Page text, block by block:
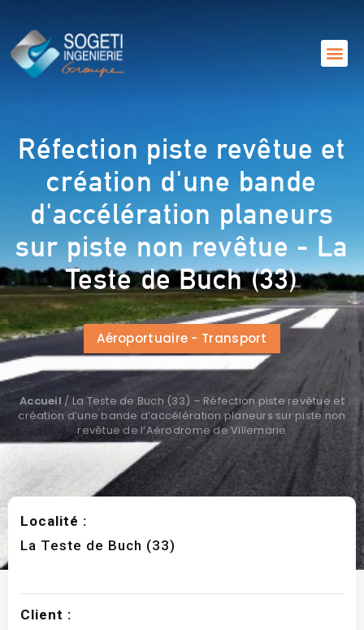
Réfection piste revêtue et
création d'une bande
d'accélération planeurs
sur piste non revêtue - La
Teste de Buch (33)
Aéroportuaire - Transport
Accueil / La Teste de Buch (33) – Réfection piste revêtue et
création d’une bande d’accélération planeurs sur piste non
revêtue de l’Aérodrome de Villemarie
Localité :
La Teste de Buch (33)
Client :